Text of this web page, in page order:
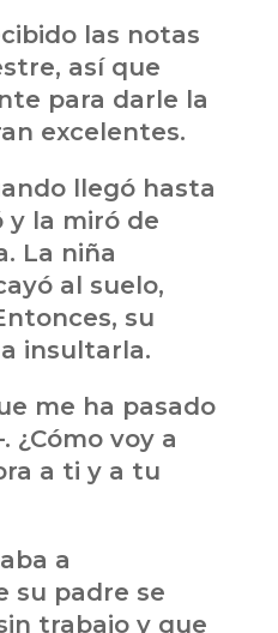
las notas
así que
para darle la
excelentes.
llegó hasta
y la miró de
La niña
al suelo,
su
insultarla.
me ha pasado
voy a
a ti y a tu
a
su padre se
trabajo y que